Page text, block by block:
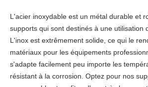
L'acier inoxydable est un métal durable et
supports qui sont destinés à une utilisation
L'inox est extrêmement solide, ce qui le
matériaux pour les équipements
s'adapte facilement peu importe les
résistant à la corrosion. Optez pour nos